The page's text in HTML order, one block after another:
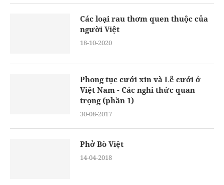
Các loại rau thơm quen thuộc của
người Việt
18-10-2020
Phong tục cưới xin và Lễ cưới ở
Việt Nam - Các nghi thức quan
trọng (phần 1)
30-08-2017
Phở Bò Việt
14-04-2018